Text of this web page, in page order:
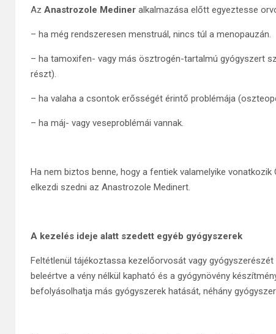
Az Anastrozole Mediner alkalmazása előtt egyeztesse
– ha még rendszeresen menstruál, nincs túl a menopauzán.
– ha tamoxifen- vagy más ösztrogén-tartalmú gyógyszert
részt).
– ha valaha a csontok erősségét érintő problémája
– ha máj- vagy veseproblémái vannak.
Ha nem biztos benne, hogy a fentiek valamelyike
elkezdi szedni az Anastrozole Medinert.
A kezelés ideje alatt szedett egyéb gyógyszerek
Feltétlenül tájékoztassa kezelőorvosát vagy
beleértve a vény nélkül kapható és a gyógynövény
befolyásolhatja más gyógyszerek hatását, néhány